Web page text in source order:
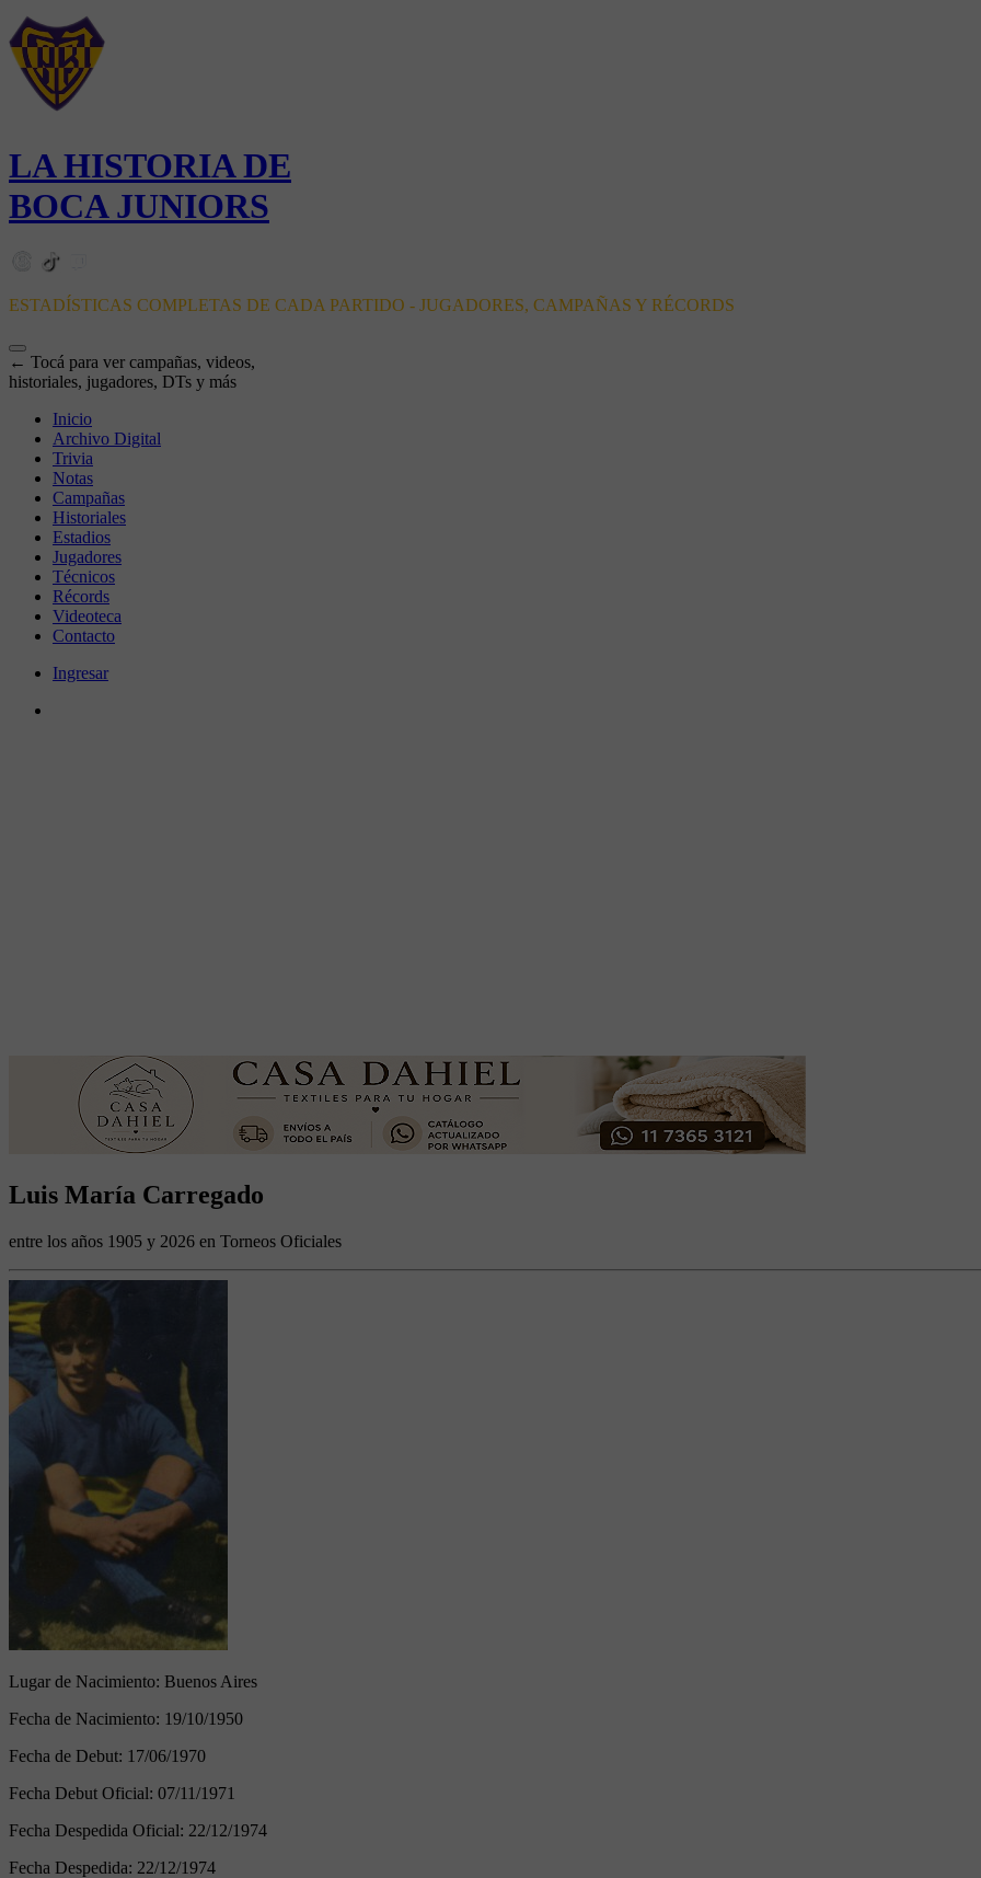
LA HISTORIA DE
BOCA JUNIORS
ESTADÍSTICAS COMPLETAS DE CADA PARTIDO - JUGADORES, CAMPAÑAS Y RÉCORDS
← Tocá para ver campañas, videos,
historiales, jugadores, DTs y más
Inicio
Archivo Digital
Trivia
Notas
Campañas
Historiales
Estadios
Jugadores
Técnicos
Récords
Videoteca
Contacto
Ingresar
Luis María Carregado
entre los años 1905 y 2026 en Torneos Oficiales
Lugar de Nacimiento: Buenos Aires
Fecha de Nacimiento: 19/10/1950
Fecha de Debut: 17/06/1970
Fecha Debut Oficial: 07/11/1971
Fecha Despedida Oficial: 22/12/1974
Fecha Despedida: 22/12/1974